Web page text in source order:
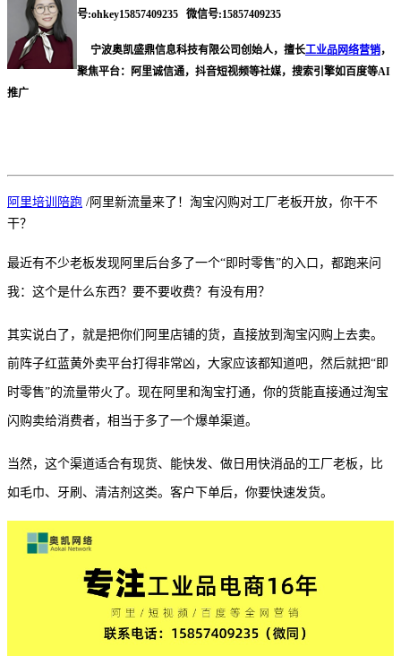
号:ohkey15857409235 微信号:15857409235
宁波奥凯盛鼎信息科技有限公司创始人，擅长工业品网络营销，
聚焦平台：阿里诚信通，抖音短视频等社媒，搜索引擎如百度等AI
推广
阿里培训陪跑 /阿里新流量来了！淘宝闪购对工厂老板开放，你干不
干？
最近有不少老板发现阿里后台多了一个“即时零售”的入口，都跑来问
我：这个是什么东西？要不要收费？有没有用？
其实说白了，就是把你们阿里店铺的货，直接放到淘宝闪购上去卖。
前阵子红蓝黄外卖平台打得非常凶，大家应该都知道吧，然后就把“即
时零售”的流量带火了。现在阿里和淘宝打通，你的货能直接通过淘宝
闪购卖给消费者，相当于多了一个爆单渠道。
当然，这个渠道适合有现货、能快发、做日用快消品的工厂老板，比
如毛巾、牙刷、清洁剂这类。客户下单后，你要快速发货。